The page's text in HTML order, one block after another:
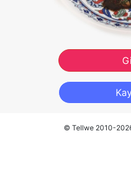
© Tellwe 2010-